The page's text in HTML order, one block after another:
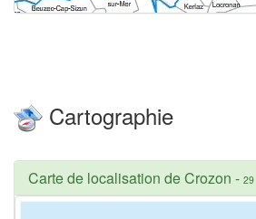
Cartographie
Carte de localisation de Crozon - 29